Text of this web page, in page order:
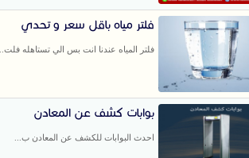
فلتر مياه باقل سعر و تحدي
فلتر المياه عندنا انت بس الي تستاهله فلت...
بوابات كشف عن المعادن
احدث البوابات للكشف عن المعادن ب...